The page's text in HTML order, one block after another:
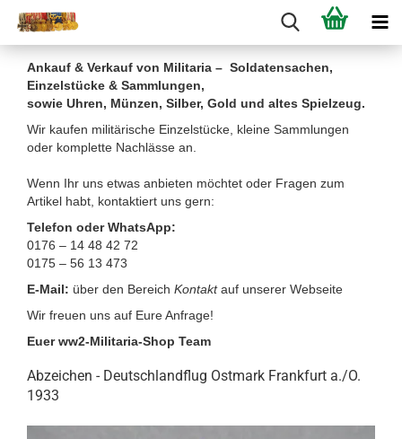
Ankauf & Verkauf von Militaria – Soldatensachen,
Einzelstücke & Sammlungen,
sowie Uhren, Münzen, Silber, Gold und altes Spielzeug.
Wir kaufen militärische Einzelstücke, kleine Sammlungen
oder komplette Nachlässe an.
Wenn Ihr uns etwas anbieten möchtet oder Fragen zum
Artikel habt, kontaktiert uns gern:
Telefon oder WhatsApp:
0176 – 14 48 42 72
0175 – 56 13 473
E-Mail: über den Bereich Kontakt auf unserer Webseite
Wir freuen uns auf Eure Anfrage!
Euer ww2-Militaria-Shop Team
Abzeichen - Deutschlandflug Ostmark Frankfurt a./O.
1933